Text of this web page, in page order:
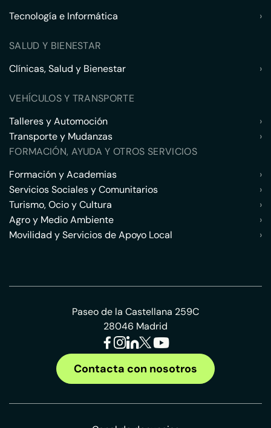
Tecnología e Informática
›
SALUD Y BIENESTAR
Clínicas, Salud y Bienestar
›
VEHÍCULOS Y TRANSPORTE
Talleres y Automoción
›
Transporte y Mudanzas
›
FORMACIÓN, AYUDA Y OTROS SERVICIOS
Formación y Academias
›
Servicios Sociales y Comunitarios
›
Turismo, Ocio y Cultura
›
Agro y Medio Ambiente
›
Movilidad y Servicios de Apoyo Local
›
Paseo de la Castellana 259C
28046 Madrid
Contacta con nosotros